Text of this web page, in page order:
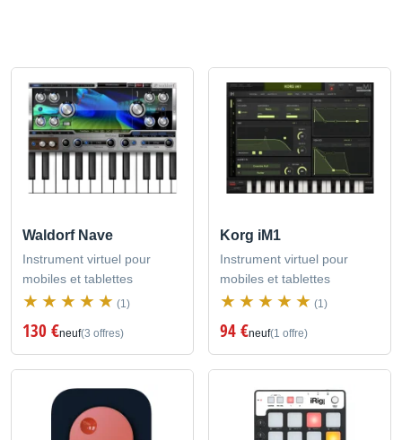
Waldorf Nave
Instrument virtuel pour
mobiles et tablettes
(1)
130 €neuf(3 offres)
Korg iM1
Instrument virtuel pour
mobiles et tablettes
(1)
94 €neuf(1 offre)